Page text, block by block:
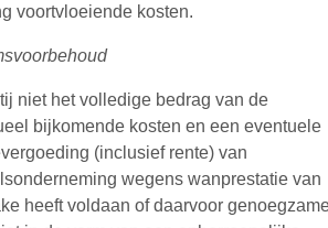
voortvloeiende kosten.
niet het volledige bedrag van de
bijkomende kosten en een eventuele
(inclusief rente) van
wegens wanprestatie van
heeft voldaan of daarvoor